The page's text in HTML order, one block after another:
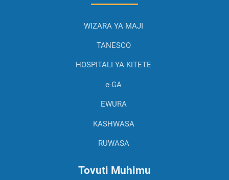
WIZARA YA MAJI
TANESCO
HOSPITALI YA KITETE
e-GA
EWURA
KASHWASA
RUWASA
Tovuti Muhimu